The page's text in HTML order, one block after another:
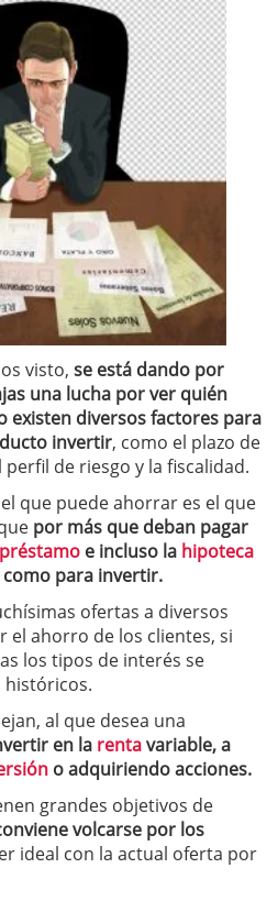
visto, se está dando por
una lucha por ver quién
existen diversos factores para
invertir, como el plazo de
de riesgo y la fiscalidad.
que puede ahorrar es el que
por más que deban pagar
préstamo e incluso la hipoteca
para invertir.
ofertas a diversos
el ahorro de los clientes, si
los tipos de interés se
al que desea una
en la rentavariable, a
o adquiriendo acciones.
grandes objetivos de
volcarse por los
ideal con la actual oferta por